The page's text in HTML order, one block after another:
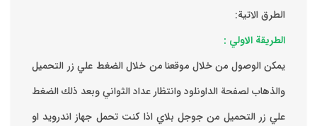
الطرق الاتية:
الطريقة الاولي :
يمكن الوصول من خلال موقعنا من خلال الضغط علي زر التحميل
والذهاب لصفحة الداونلود وانتظار عداد الثواني وبعد ذلك الضغط
علي زر التحميل من جوجل بلاي اذا كنت تحمل جهاز اندرويد او